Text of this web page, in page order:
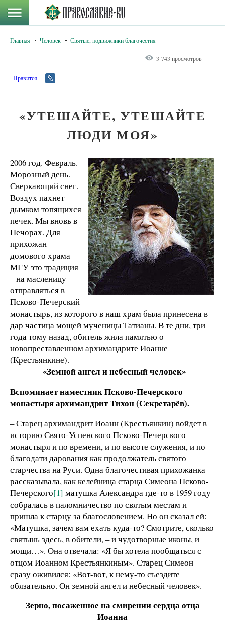
Главная Человек Святые, подвижники благочестия
3 743 просмотров
Нравится
«УТЕШАЙТЕ, УТЕШАЙТЕ
ЛЮДИ МОЯ»
2006 год. Февраль.
Морозный день.
Сверкающий снег.
Воздух пахнет
дымком топящихся
печек. Мы вновь в
Печорах. Для
прихожан
домового храма
МГУ это традиция
– на масленицу
отправляться в
Псково-Печерский
монастырь, из которого в наш храм была принесена в
дар частица мощей мученицы Татианы. В те дни, три
года тому назад, обитель жила памятью о
новопреставленном архимандрите Иоанне
(Крестьянкине).
«Земной ангел и небесный человек»
Вспоминает наместник Псково-Печерского
монастыря архимандрит Тихон (Секретарёв).
– Старец архимандрит Иоанн (Крестьянкин) войдет в
историю Свято-Успенского Псково-Печерского
монастыря и по времени, и по высоте служения, и по
благодати дарования как продолжатель святого
старчества на Руси. Одна благочестивая прихожанка
рассказывала, как келейница старца Симеона Псково-
Печерского[1] матушка Александра где-то в 1959 году
собралась в паломничество по святым местам и
пришла к старцу за благословением. Но он сказал ей:
«Матушка, зачем вам ехать куда-то? Смотрите, сколько
святынь здесь, в обители, – и чудотворные иконы, и
мощи…». Она отвечала: «Я бы хотела пообщаться с
отцом Иоанном Крестьянкиным». Старец Симеон
сразу оживился: «Вот-вот, к нему-то съездите
обязательно. Он земной ангел и небесный человек».
Зерно, посаженное на смирении сердца отца
Иоанна